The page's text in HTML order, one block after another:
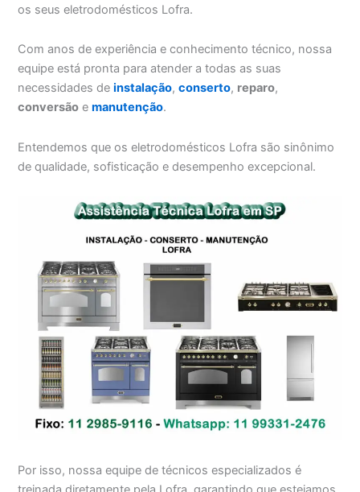
os seus eletrodomésticos Lofra.
Com anos de experiência e conhecimento técnico, nossa
equipe está pronta para atender a todas as suas
necessidades deinstalação,conserto, reparo,
conversão emanutenção.
Entendemos que os eletrodomésticos Lofra são sinônimo
de qualidade, sofisticação e desempenho excepcional.
Por isso, nossa equipe de técnicos especializados é